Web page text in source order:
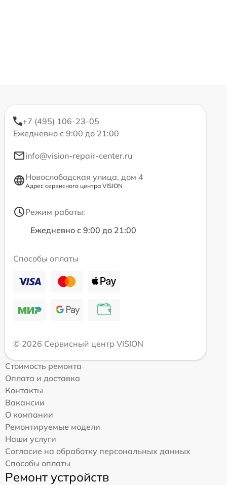
+7 (495) 106-23-05
Ежедневно с 9:00 до 21:00
info@vision-repair-center.ru
Новослободская улица, дом 4
Адрес сервисного центра VISION
Режим работы:
Ежедневно с 9:00 до 21:00
Способы оплаты
© 2026 Сервисный центр VISION
Стоимость ремонта
Оплата и доставка
Контакты
Вакансии
О компании
Ремонтируемые модели
Наши услуги
Согласие на обработку персональных данных
Способы оплаты
Ремонт устройств